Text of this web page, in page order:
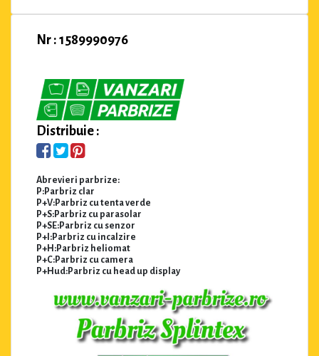
Nr : 1589990976
Distribuie :
Abrevieri parbrize:
P:Parbriz clar
P+V:Parbriz cu tenta verde
P+S:Parbriz cu parasolar
P+SE:Parbriz cu senzor
P+I:Parbriz cu incalzire
P+H:Parbriz heliomat
P+C:Parbriz cu camera
P+Hud:Parbriz cu head up display